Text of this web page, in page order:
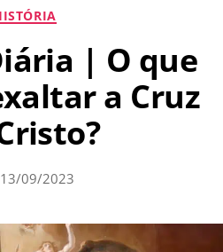
Categorias
| O que
a Cruz
13/09/2023